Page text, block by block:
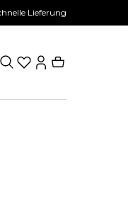
Lieferung